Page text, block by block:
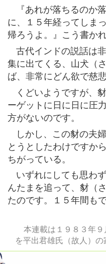
『あれが落ちるのか
に、１５年経ってしま
帰ろうよ。』こう書か
古代インドの説話は
集に出てくる、山犬（
ば、非常にどん欲で慈
くどいようですが、
ーゲットに日に日に圧
方がないのです。
しかし、この豺の夫
とうとしたわけですか
ちがっている。
いずれにしても思わ
んたまを追って、豺（
たのです。１５年間もで
本連載は１９８３年
を平出君雄氏（故人）の